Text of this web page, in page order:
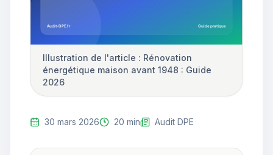
Illustration de l'article : Rénovation
énergétique maison avant 1948 : Guide
2026
30 mars 2026 20 min Audit DPE